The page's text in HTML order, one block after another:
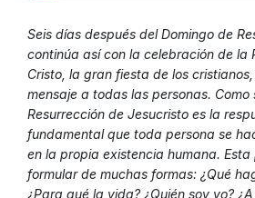
Seis días después del Domingo de
continúa así con la celebración de la
Cristo, la gran fiesta de los
mensaje a todas las personas. Como
Resurrección de Jesucristo es la
fundamental que toda persona se
en la propia existencia humana.
formular de muchas formas: ¿Qué
¿Para qué la vida? ¿Quién soy yo?